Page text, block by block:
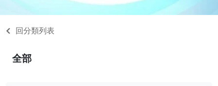
回分類列表
全部